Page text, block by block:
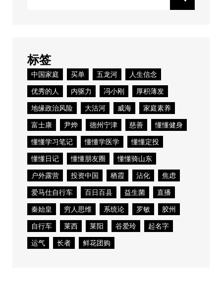
标签
中国家庭 买单 五龙河
人生信念
优秀的人
内驱力 冯小刚
厚积薄发
地缘政治风险
大沽河 威海
家庭素养
富士康
尹烨 德州宁津 慈善
懂懂健身
懂懂学习笔记
懂懂学医学
懂懂定投
懂懂日记
懂懂朋友圈
懂懂骑山东
户外露营
投资中国 栖霞 沾化
焦虑
爱马仕自行车
百日百县 益生菌
直播
秦始皇
穷人思维 系统论 罗敏
胶州
自行车
莱西 莱阳 谷爱玲
起名字
运气
长者 鲜花团购